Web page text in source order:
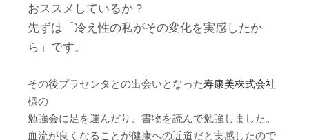
おススメしているか？
先ずは「冷え性の私がその変化を実感したか
ら」です。
その後プラセンタとの出会いとなった寿康美株式会社
様の
勉強会に足を運んだり、書物を読んで勉強しました。
血流が良くなることが健康への近道だと実感したので